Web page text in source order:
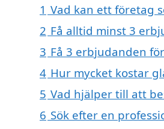
1 Vad kan ett företag
2 Få alltid minst 3
3 Få 3 erbjudanden
4 Hur mycket kostar
5 Vad hjälper till att
6 Sök efter en